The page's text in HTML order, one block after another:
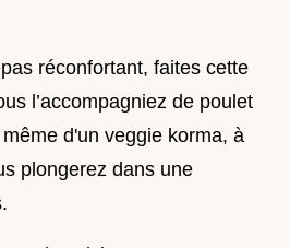
réconfortant, faites cette
l’accompagniez de poulet
d'un veggie korma, à
plongerez dans une